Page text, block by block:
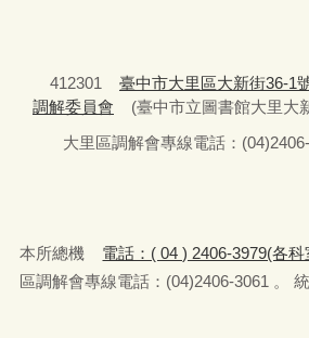
412301 臺中市大里區大新街36-1
調解委員會
(臺中市立圖書館大里大
大里區調解會專線電話：(04)2406-
本所總機 電話：( 04 ) 2406-3979(各
區調解會專線電話：(04)2406-3061 。